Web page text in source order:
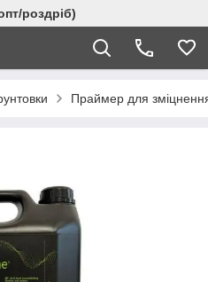
роздріб)
Праймер для